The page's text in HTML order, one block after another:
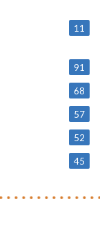
11
91
68
57
52
45